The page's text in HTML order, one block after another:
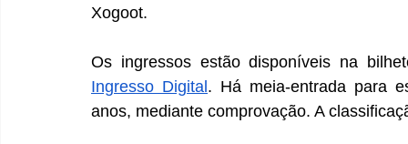
Xogoot.
Ingresso Digital . Há meia-entrada para
anos, mediante comprovação. A